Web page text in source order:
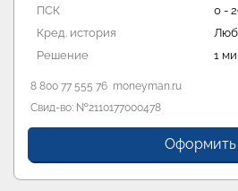
ПСК
0 - 292%
Кред. история
Любая
Решение
1 мин
8 800 77 555 76 moneyman.ru
Свид-во: №2110177000478
Оформить